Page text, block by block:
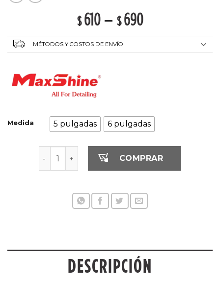
$ 610– $ 690
MÉTODOS Y COSTOS DE ENVÍO
Medida 5 pulgadas 6 pulgadas
Pad De Espuma para Abrillantado - Amarillo
COMPRAR
DESCRIPCIÓN